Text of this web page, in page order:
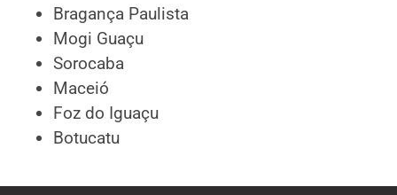
Bragança Paulista
Mogi Guaçu
Sorocaba
Maceió
Foz do Iguaçu
Botucatu